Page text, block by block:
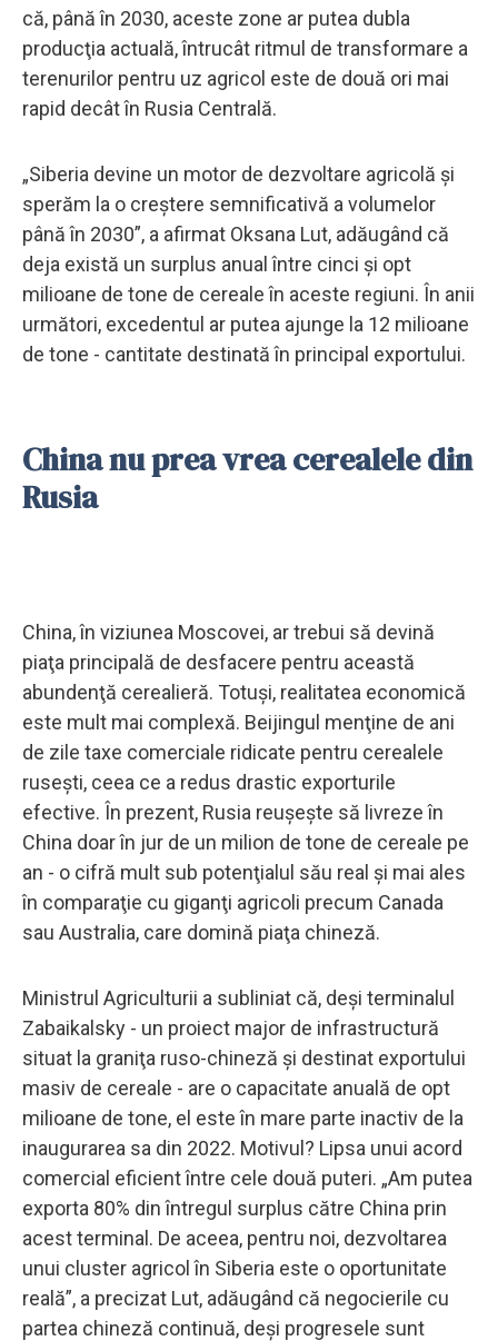
că, până în 2030, aceste zone ar putea dubla
producţia actuală, întrucât ritmul de transformare a
terenurilor pentru uz agricol este de două ori mai
rapid decât în Rusia Centrală.
„Siberia devine un motor de dezvoltare agricolă şi
sperăm la o creştere semnificativă a volumelor
până în 2030”, a afirmat Oksana Lut, adăugând că
deja există un surplus anual între cinci şi opt
milioane de tone de cereale în aceste regiuni. În anii
următori, excedentul ar putea ajunge la 12 milioane
de tone - cantitate destinată în principal exportului.
China nu prea vrea cerealele din
Rusia
China, în viziunea Moscovei, ar trebui să devină
piaţa principală de desfacere pentru această
abundenţă cerealieră. Totuşi, realitatea economică
este mult mai complexă. Beijingul menţine de ani
de zile taxe comerciale ridicate pentru cerealele
ruseşti, ceea ce a redus drastic exporturile
efective. În prezent, Rusia reuşeşte să livreze în
China doar în jur de un milion de tone de cereale pe
an - o cifră mult sub potenţialul său real şi mai ales
în comparaţie cu giganţi agricoli precum Canada
sau Australia, care domină piaţa chineză.
Ministrul Agriculturii a subliniat că, deşi terminalul
Zabaikalsky - un proiect major de infrastructură
situat la graniţa ruso-chineză şi destinat exportului
masiv de cereale - are o capacitate anuală de opt
milioane de tone, el este în mare parte inactiv de la
inaugurarea sa din 2022. Motivul? Lipsa unui acord
comercial eficient între cele două puteri. „Am putea
exporta 80% din întregul surplus către China prin
acest terminal. De aceea, pentru noi, dezvoltarea
unui cluster agricol în Siberia este o oportunitate
reală”, a precizat Lut, adăugând că negocierile cu
partea chineză continuă, deşi progresele sunt